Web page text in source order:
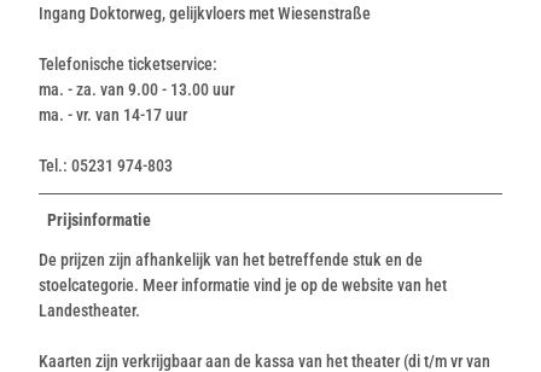
Ingang Doktorweg, gelijkvloers met Wiesenstraße
Telefonische ticketservice:
ma. - za. van 9.00 - 13.00 uur
ma. - vr. van 14-17 uur
Tel.: 05231 974-803
Prijsinformatie
De prijzen zijn afhankelijk van het betreffende stuk en de
stoelcategorie. Meer informatie vind je op de website van het
Landestheater.
Kaarten zijn verkrijgbaar aan de kassa van het theater (di t/m vr van